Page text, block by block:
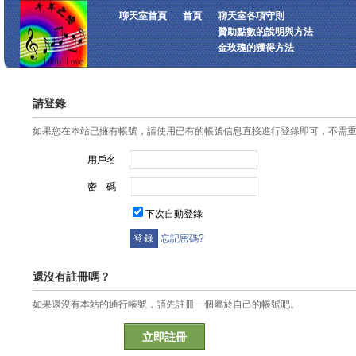
聊天室首頁 首頁
聊天室各項守則
贊助點數的說明與方法
金玫瑰的獲得方法
請登錄
如果您在本站已擁有帳號，請使用已有的帳號信息直接進行登錄即可，不需
用戶名
密 碼
下次自動登錄
忘記密碼?
還沒有註冊嗎？
如果還沒有本站的通行帳號，請先註冊一個屬於自己的帳號吧。
立即註冊